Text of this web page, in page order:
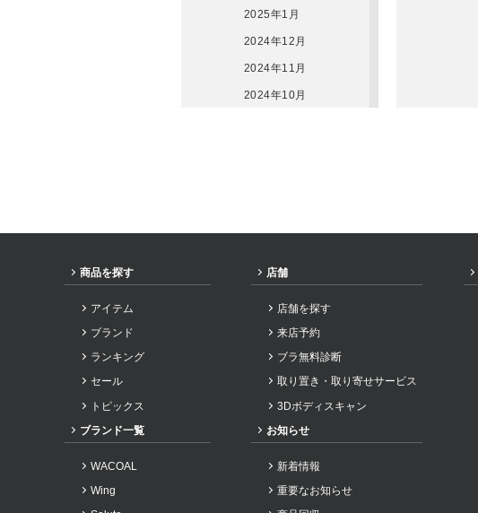
2025年1月
2024年12月
2024年11月
2024年10月
2024年2月
2024年1月
2023年12月
2023年11月
2023年8月
2023年7月
2023年6月
商品を探す
アイテム
ブランド
ランキング
セール
トピックス
ブランド一覧
WACOAL
Wing
店舗
店舗を探す
来店予約
ブラ無料診断
取り置き・取り寄せサービス
3Dボディスキャン
お知らせ
新着情報
重要なお知らせ